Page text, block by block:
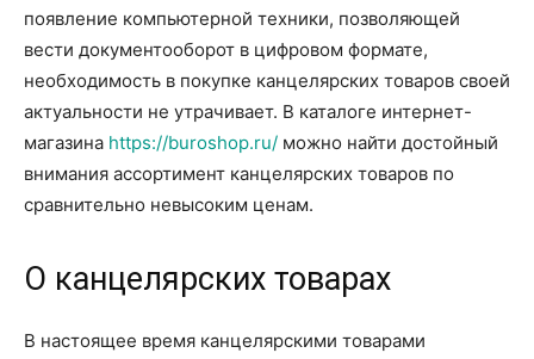
появление компьютерной техники, позволяющей
вести документооборот в цифровом формате,
необходимость в покупке канцелярских товаров своей
актуальности не утрачивает. В каталоге интернет-
магазина https://buroshop.ru/ можно найти достойный
внимания ассортимент канцелярских товаров по
сравнительно невысоким ценам.
О канцелярских товарах
В настоящее время канцелярскими товарами